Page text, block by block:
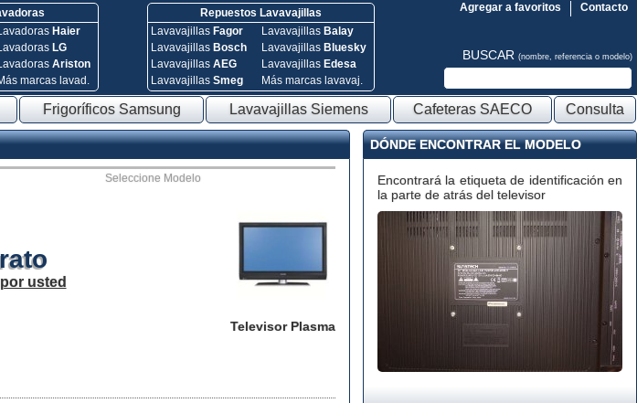
Haier
LG
Ariston
marcas lavad.
Repuestos Lavavajillas
Lavavajillas Fagor
Lavavajillas Bosch
Lavavajillas AEG
Lavavajillas Smeg
Lavavajillas Balay
Lavavajillas Bluesky
Lavavajillas Edesa
Más marcas lavavaj.
Contacto
Agregar a favoritos
BUSCAR (nombre, referencia o modelo)
Frigoríficos Samsung Lavavajillas Siemens Cafeteras SAECO Consulta
Seleccione Modelo
Televisor Plasma
usted
DÓNDE ENCONTRAR EL MODELO
Encontrará la etiqueta de identificación en
la parte de atrás del televisor